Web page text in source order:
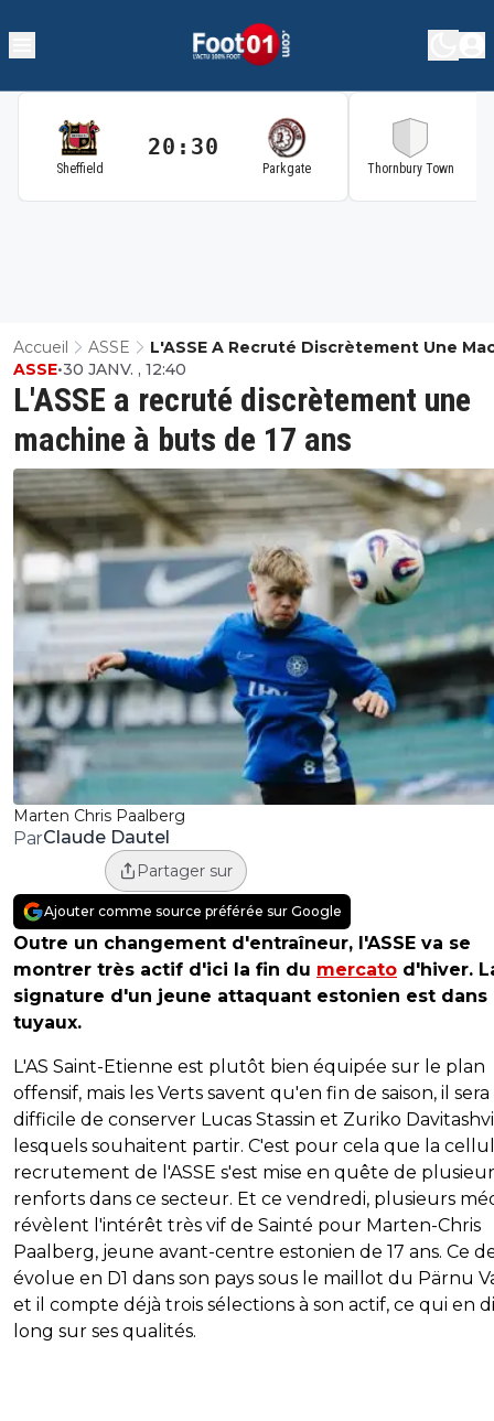
Sheffield
20:30
Parkgate Thornbury Town
Accueil ASSE
L'ASSE A Recruté Discrètement Une
À Buts De 17 Ans
Marten Chris Paalberg
L'ASSE a recruté discrètement une
machine à buts de 17 ans
ASSE•30 JANV. , 12:40
ParClaude Dautel
Partager sur
Ajouter comme source préférée sur Google
Outre un changement d'entraîneur, l'ASSE va se
montrer très actif d'ici la fin du mercato d'hiver.
signature d'un jeune attaquant estonien est dans
tuyaux.
L'AS Saint-Etienne est plutôt bien équipée sur le plan
offensif, mais les Verts savent qu'en fin de saison, il sera
difficile de conserver Lucas Stassin et Zuriko
lesquels souhaitent partir. C'est pour cela que la
recrutement de l'ASSE s'est mise en quête de
renforts dans ce secteur. Et ce vendredi, plusieurs
révèlent l'intérêt très vif de Sainté pour Marten-Chris
Paalberg, jeune avant-centre estonien de 17 ans. Ce
évolue en D1 dans son pays sous le maillot du Pärnu
et il compte déjà trois sélections à son actif, ce qui en
long sur ses qualités.